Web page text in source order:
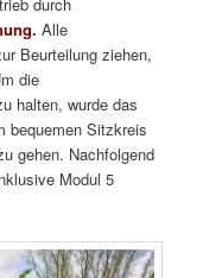
Alle
Beurteilung ziehen,
die
halten, wurde das
bequemen Sitzkreis
gehen. Nachfolgend
Modul 5